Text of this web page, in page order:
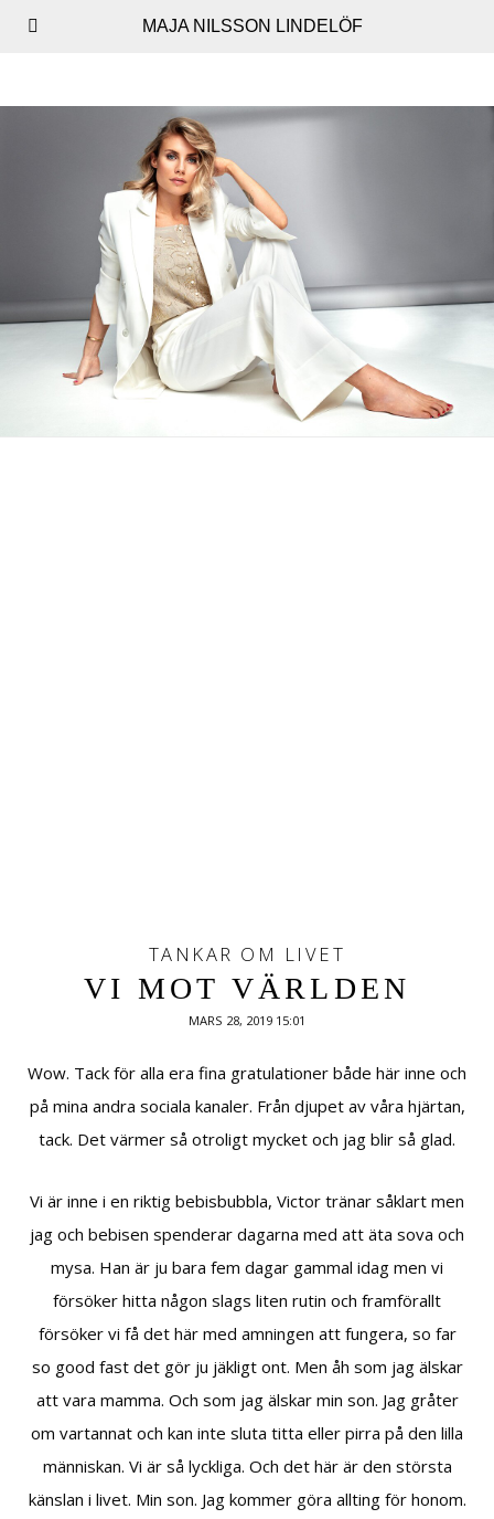
MAJA NILSSON LINDELÖF
TANKAR OM LIVET
VI MOT VÄRLDEN
MARS 28, 2019 15:01
Wow. Tack för alla era fina gratulationer både här inne och
på mina andra sociala kanaler. Från djupet av våra hjärtan,
tack. Det värmer så otroligt mycket och jag blir så glad.
Vi är inne i en riktig bebisbubbla, Victor tränar såklart men
jag och bebisen spenderar dagarna med att äta sova och
mysa. Han är ju bara fem dagar gammal idag men vi
försöker hitta någon slags liten rutin och framförallt
försöker vi få det här med amningen att fungera, so far
so good fast det gör ju jäkligt ont. Men åh som jag älskar
att vara mamma. Och som jag älskar min son. Jag gråter
om vartannat och kan inte sluta titta eller pirra på den lilla
människan. Vi är så lyckliga. Och det här är den största
känslan i livet. Min son. Jag kommer göra allting för honom.